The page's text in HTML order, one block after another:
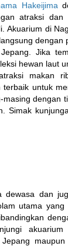
Hakeijima
atraksi dan
Akuarium di
dengan
Jika
hewan laut
makan
terbaik untuk
dengan
Simak
dewasa dan
utama